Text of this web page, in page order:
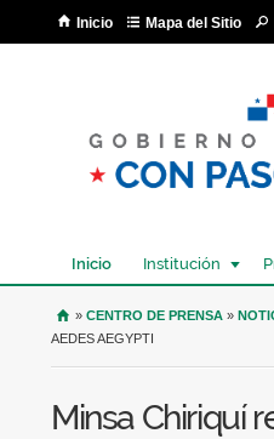
Inicio Mapa del Sitio
Inicio Institución
USTED SE
» CENTRO DE PRENSA »
AEDES AEGYPTI
Minsa Chiriquí